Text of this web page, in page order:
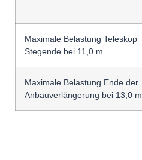
Maximale Belastung Teleskop
Stegende bei 11,0 m
Maximale Belastung Ende der
Anbauverlängerung bei 13,0 m